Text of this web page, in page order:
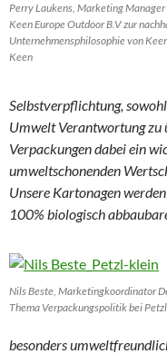
Perry Laukens, Marketing Manager
Keen Europe Outdoor B.V zur
Unternehmensphilosophie von
Keen
Selbstverpflichtung,
Umwelt Verantwortung zu
Verpackungen dabei ein
umweltschonenden
Unsere Kartonagen
100% biologisch
Nils Beste, Marketingkoordinator
Thema Verpackungspolitik bei
besonders